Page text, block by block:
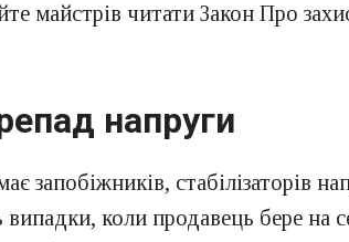
майстрів читати Закон Про
напруги
запобіжників, стабілізаторів
коли продавець бере на